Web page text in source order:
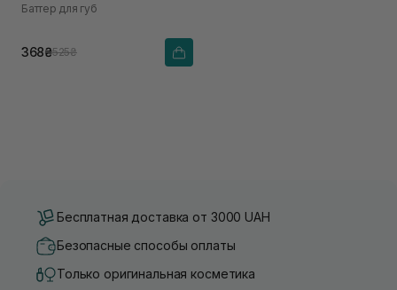
Баттер для губ
368₴525₴
Бесплатная доставка от 3000 UAH
Безопасные способы оплаты
Только оригинальная косметика